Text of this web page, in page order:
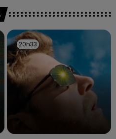
profite pour rappeler
20h33
20h33